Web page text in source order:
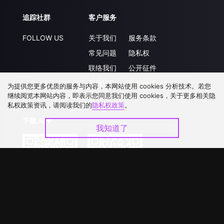
追踪社群
FOLLOW US
客户服务
关于我们
常见问题
联络我们
升级VIP
服务条款
隐私权
公开征件
合作洽談
下载 APP
为提供您更多优质的服务与内容，本网站使用 cookies 分析技术。若您
继续阅览本网站内容，即表示您同意我们使用 cookies，关于更多相关隐
私权政策资讯，请阅读我们的隐私权政策。
我知道了